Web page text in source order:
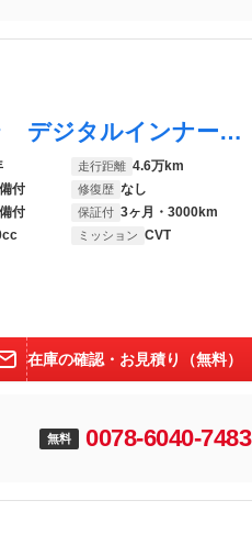
ハリアー Ｇ 純正１２型ナビ バックカメラ デジタルインナーミラー パワーバックドア セーフティセンス レーダークルーズコントロール クリアランスソナー ＬＥＤヘッドライト ＥＴＣ Ｂｌｕｅｔｏｏｔｈ 禁煙車
走行距離 4.6万km
付 修復歴 なし
付 保証付 3ヶ月・3000km
ミッション CVT
在庫の確認・お見積り（無料）
無料 0078-6040-7483